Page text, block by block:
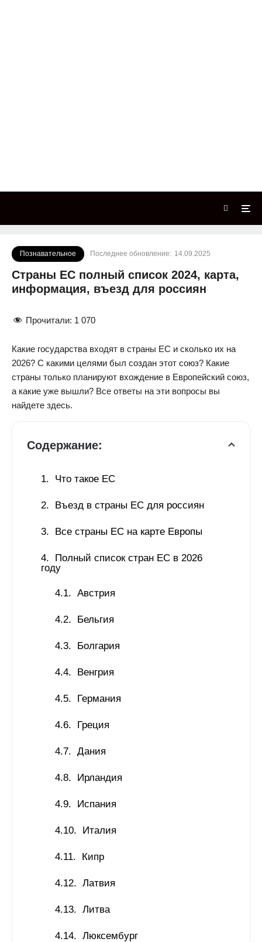
Познавательное Последнее обновление: 14.09.2025
Страны ЕС полный список 2024, карта,
информация, въезд для россиян
Прочитали: 1 070
Какие государства входят в страны ЕС и сколько их на
2026? С какими целями был создан этот союз? Какие
страны только планируют вхождение в Европейский союз,
а какие уже вышли? Все ответы на эти вопросы вы
найдете здесь.
Содержание:
Что такое ЕС
Въезд в страны ЕС для россиян
Все страны ЕС на карте Европы
Полный список стран ЕС в 2026
году
Австрия
Бельгия
Болгария
Венгрия
Германия
Греция
Дания
Ирландия
Испания
Италия
Кипр
Латвия
Литва
Люксембург